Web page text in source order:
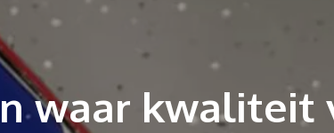
waar kwaliteit